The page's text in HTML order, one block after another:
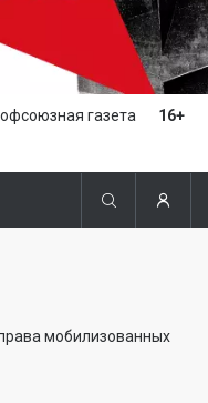
газета 16+
мобилизованных